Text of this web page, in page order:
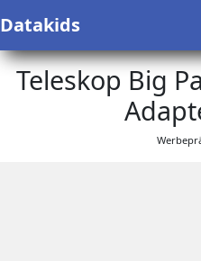
Datakids
Teleskop Big